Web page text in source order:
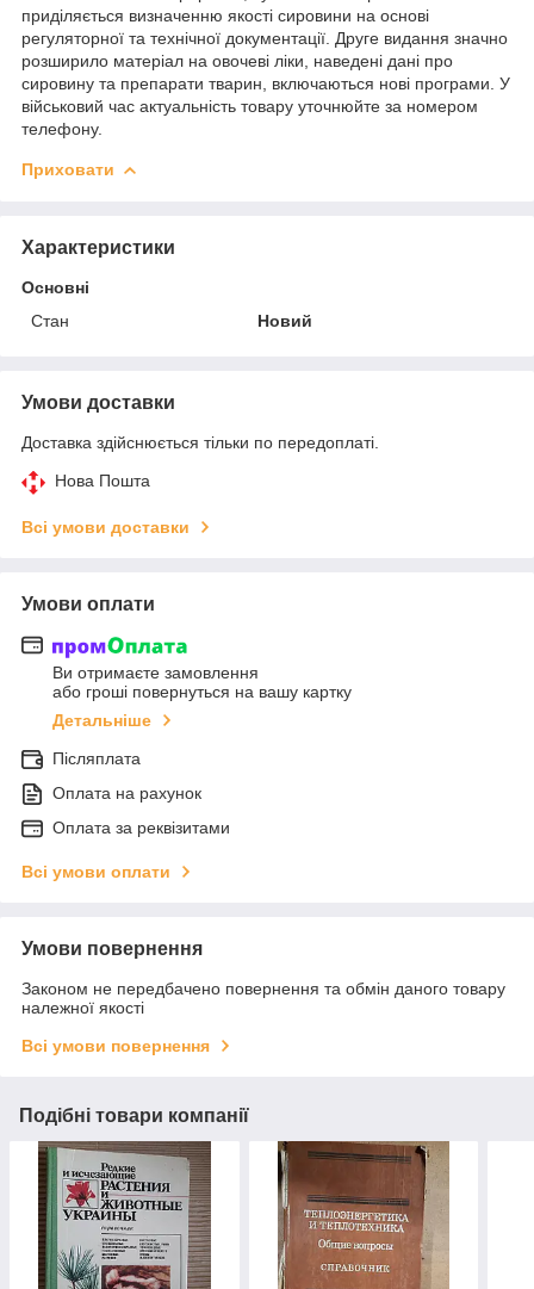
приділяється визначенню якості сировини на основі
регуляторної та технічної документації. Друге видання значно
розширило матеріал на овочеві ліки, наведені дані про
сировину та препарати тварин, включаються нові програми. У
військовий час актуальність товару уточнюйте за номером
телефону.
Приховати
Характеристики
Основні
Стан
Новий
Умови доставки
Доставка здійснюється тільки по передоплаті.
Нова Пошта
Всі умови доставки
Умови оплати
Ви отримаєте замовлення
або гроші повернуться на вашу картку
Детальніше
Післяплата
Оплата на рахунок
Оплата за реквізитами
Всі умови оплати
Умови повернення
Законом не передбачено повернення та обмін даного товару
належної якості
Всі умови повернення
Подібні товари компанії